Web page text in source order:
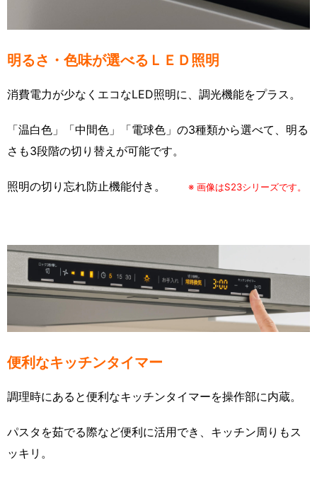
明るさ・色味が選べるＬＥＤ照明
消費電力が少なくエコなLED照明に、調光機能をプラス。
「温白色」「中間色」「電球色」の3種類から選べて、明る
さも3段階の切り替えが可能です。
照明の切り忘れ防止機能付き。 ※ 画像はS23シリーズです。
便利なキッチンタイマー
調理時にあると便利なキッチンタイマーを操作部に内蔵。
パスタを茹でる際など便利に活用でき、キッチン周りもス
ッキリ。